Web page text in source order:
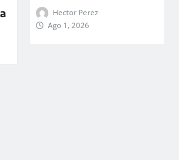
Hector Perez
Ago 1, 2026